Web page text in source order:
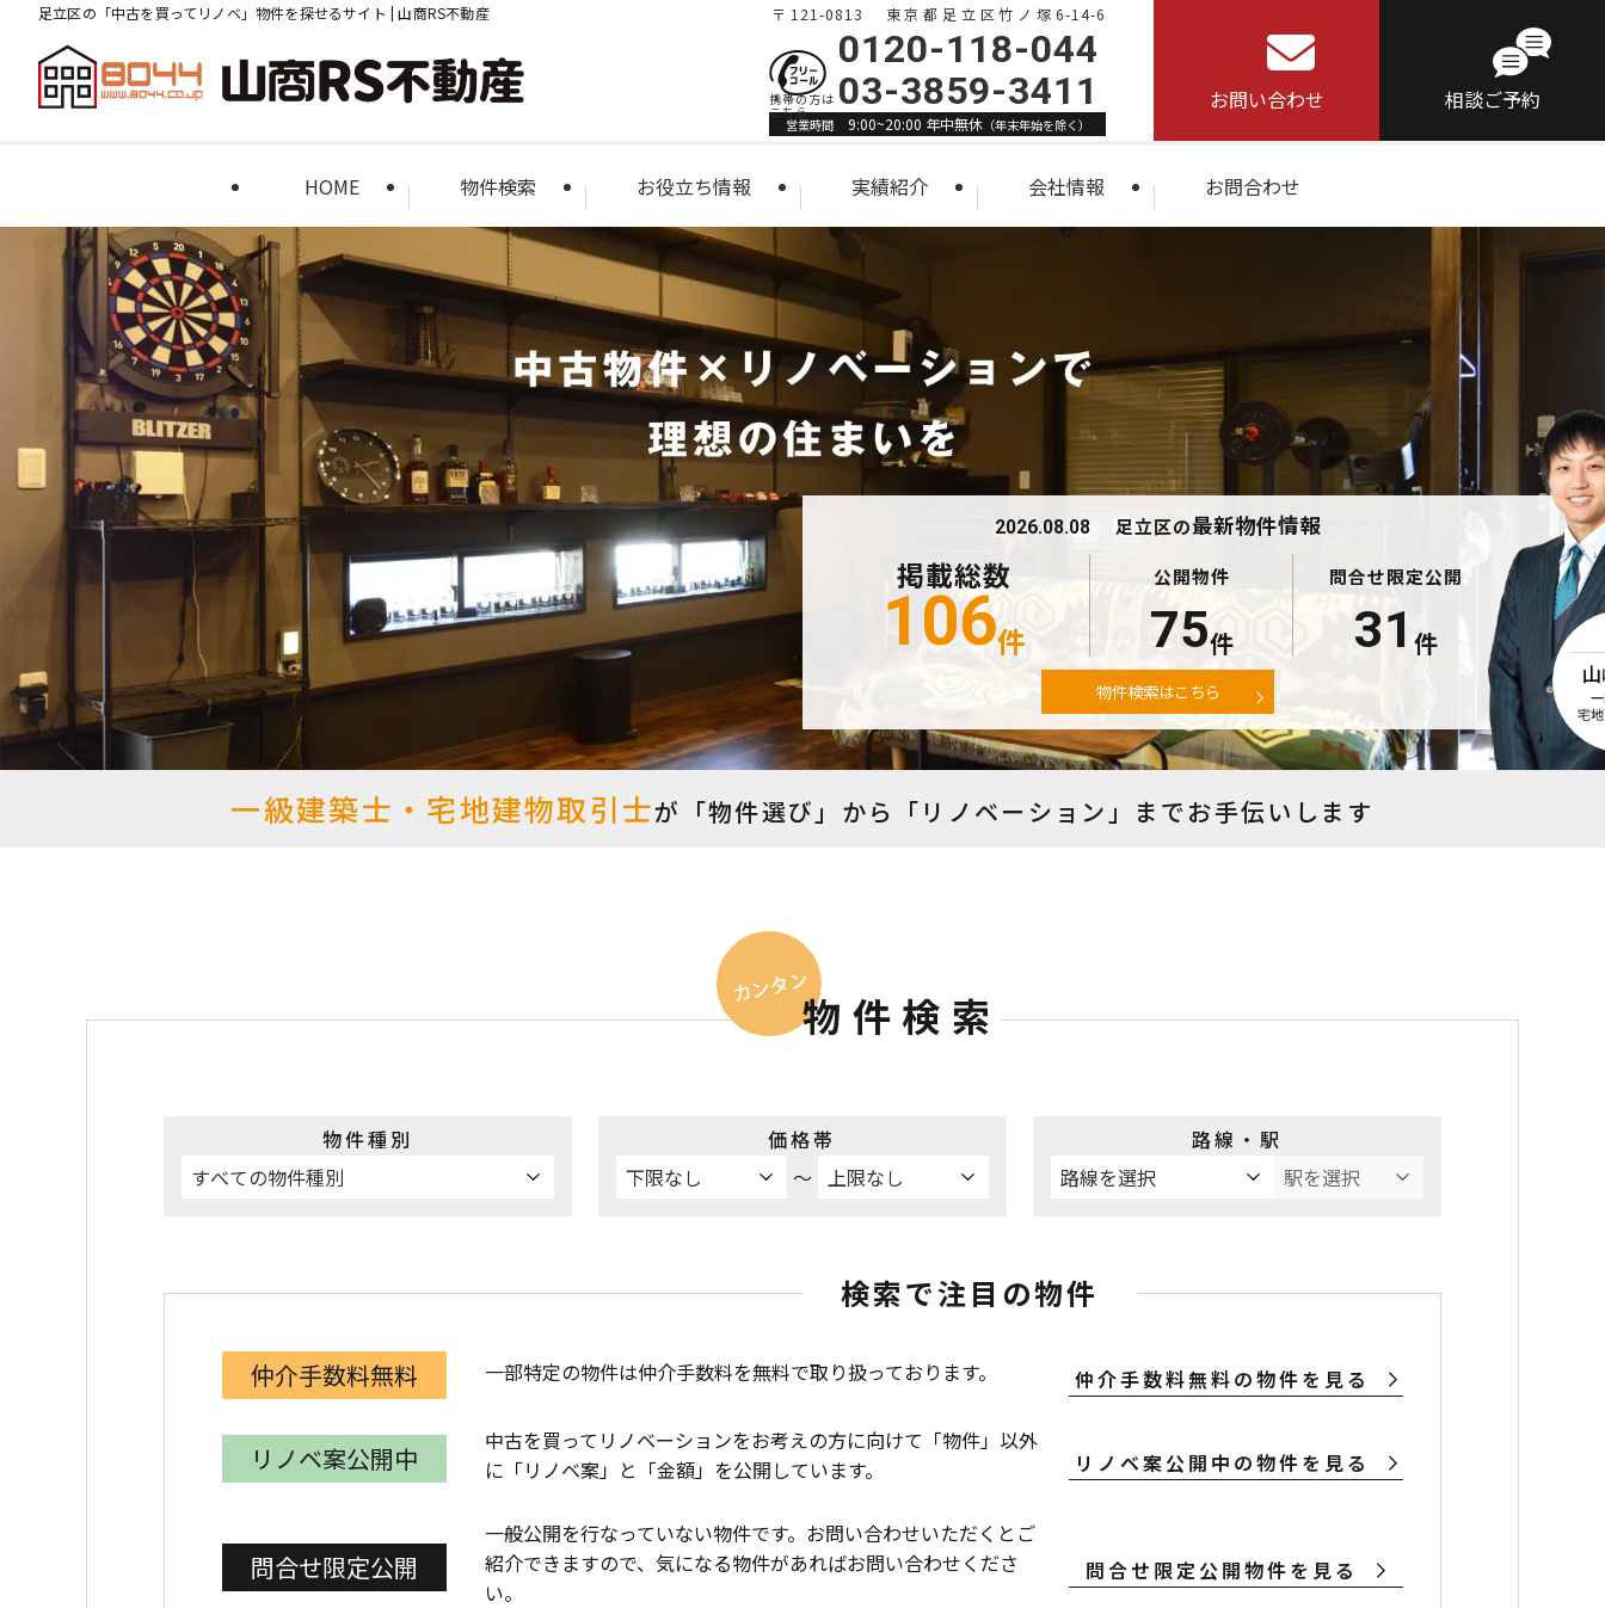
足立区の「中古を買ってリノベ」物件を探せるサイト | 山商RS不動産
HOME 物件検索 お役立ち情報 実績紹介 会社情報 お問合わせ
〒121-0813 東京都足立区竹ノ塚6-14-6
0120-118-044
03-3859-3411
営業時間9:00~20:00 年中無休（年末年始を除く）
お問い合わせ 相談ご予約
2026.08.08 足立区の最新物件情報
掲載総数
106件
公開物件
75件
問合せ限定公開
31 件
物件検索はこちら
一級建築士・宅地建物取引士が 「物件選び」から「リノベーション」までお手伝いします
カンタン
物件検索
物件種別
価格帯
〜
路線・駅
検索で注目の物件
仲介手数料無料 一部特定の物件は仲介手数料を無料で取り扱っております。 仲介手数料無料の物件を見る
リノベ案公開中
中古を買ってリノベーションをお考えの方に向けて「物件」以外
に「リノベ案」と「金額」を公開しています。
リノベ案公開中の物件を見る
問合せ限定公開
一般公開を行なっていない物件です。お問い合わせいただくとご
紹介できますので、気になる物件があればお問い合わせくださ
い。
問合せ限定公開物件を見る